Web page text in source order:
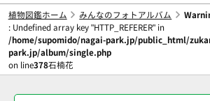
植物図鑑ホーム みんなのフォトアルバム
: Undefined array key "HTTP_REFERER" in
/home/supomido/nagai-park.jp/public_html/
park.jp/album/single.php
on line378石楠花